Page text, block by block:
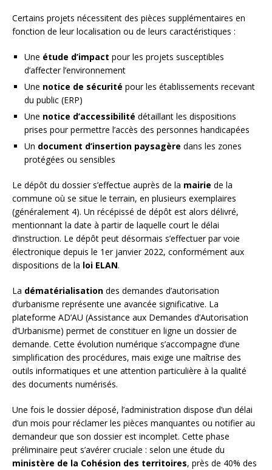
Certains projets nécessitent des pièces supplémentaires en
fonction de leur localisation ou de leurs caractéristiques :
Une étude d’impact pour les projets susceptibles
d’affecter l’environnement
Une notice de sécurité pour les établissements recevant
du public (ERP)
Une notice d’accessibilité détaillant les dispositions
prises pour permettre l’accès des personnes handicapées
Un document d’insertion paysagère dans les zones
protégées ou sensibles
Le dépôt du dossier s’effectue auprès de la mairie de la
commune où se situe le terrain, en plusieurs exemplaires
(généralement 4). Un récépissé de dépôt est alors délivré,
mentionnant la date à partir de laquelle court le délai
d’instruction. Le dépôt peut désormais s’effectuer par voie
électronique depuis le 1er janvier 2022, conformément aux
dispositions de la loi ELAN.
La dématérialisation des demandes d’autorisation
d’urbanisme représente une avancée significative. La
plateforme AD’AU (Assistance aux Demandes d’Autorisation
d’Urbanisme) permet de constituer en ligne un dossier de
demande. Cette évolution numérique s’accompagne d’une
simplification des procédures, mais exige une maîtrise des
outils informatiques et une attention particulière à la qualité
des documents numérisés.
Une fois le dossier déposé, l’administration dispose d’un délai
d’un mois pour réclamer les pièces manquantes ou notifier au
demandeur que son dossier est incomplet. Cette phase
préliminaire peut s’avérer cruciale : selon une étude du
ministère de la Cohésion des territoires, près de 40% des